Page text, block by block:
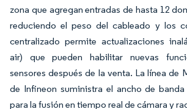
zona que agregan entradas de hasta 12
reduciendo el peso del cableado y los
centralizado permite actualizaciones
air) que pueden habilitar nuevas
sensores después de la venta. La línea de
de Infineon suministra el ancho de
para la fusión en tiempo real de cámara y